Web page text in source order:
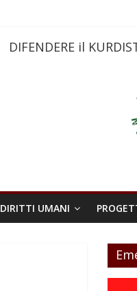
DIFENDERE il
DIRITTI UMANI